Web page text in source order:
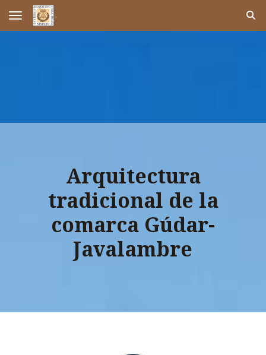
Toggle navigation
Arquitectura
tradicional de la
comarca Gúdar-
Javalambre